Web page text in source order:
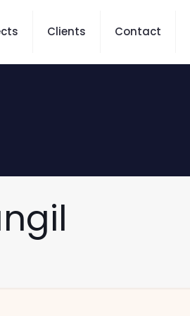
Clients Contact